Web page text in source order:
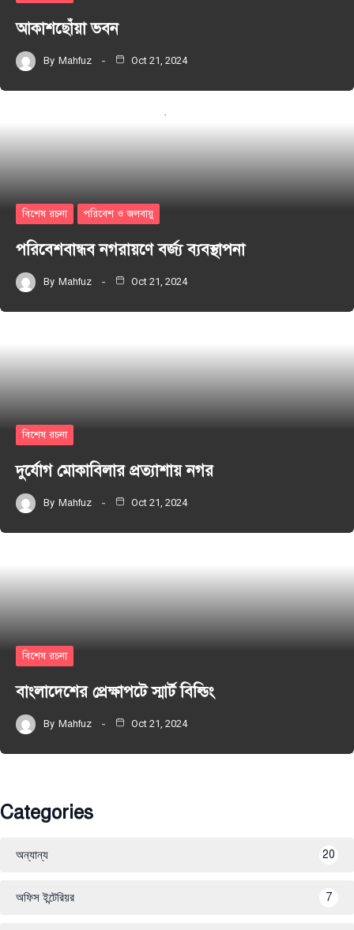
আকাশছোঁয়া ভবন
By Mahfuz Oct 21, 2024
বিশেষ রচনা পরিবেশ ও জলবায়ু
পরিবেশবান্ধব নগরায়ণে বর্জ্য ব্যবস্থাপনা
By Mahfuz Oct 21, 2024
বিশেষ রচনা
দুর্যোগ মোকাবিলার প্রত্যাশায় নগর
By Mahfuz Oct 21, 2024
বিশেষ রচনা
বাংলাদেশের প্রেক্ষাপটে স্মার্ট বিল্ডিং
By Mahfuz Oct 21, 2024
Categories
অন্যান্য 20
অফিস ইন্টেরিয়র 7